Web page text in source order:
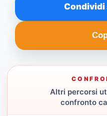
Condividi
Altri percorsi
confronto